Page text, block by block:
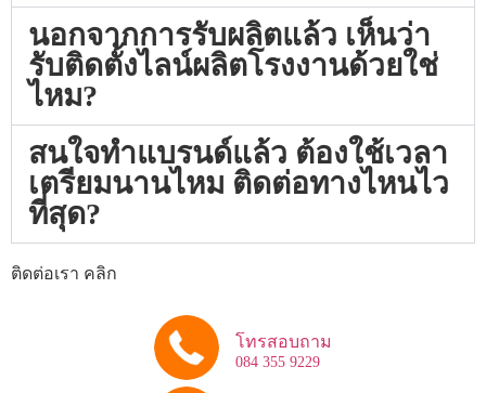
นอกจากการรับผลิตแล้ว เห็นว่า
รับติดตั้งไลน์ผลิตโรงงานด้วยใช่
ไหม?
สนใจทำแบรนด์แล้ว ต้องใช้เวลา
เตรียมนานไหม ติดต่อทางไหนไว
ที่สุด?
ติดต่อเรา คลิก
โทรสอบถาม
084 355 9229